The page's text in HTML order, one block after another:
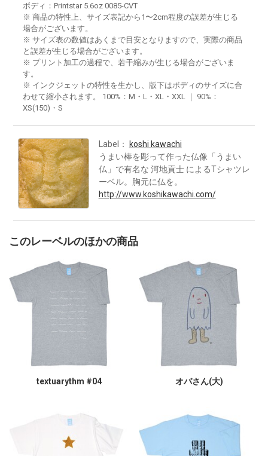
ボディ：Printstar 5.6oz 0085-CVT
※ 商品の特性上、サイズ表記から1〜2cm程度の誤差が生じる
場合がございます。
※ サイズ表の数値はあくまで目安となりますので、実際の商品
と誤差が生じる場合がございます。
※ プリント加工の過程で、若干縮みが生じる場合がございま
す。
※ インクジェットの特性を生かし、版下はボディのサイズに合
わせて縮小されます。 100%：M・L・XL・XXL ｜ 90%：
XS(150)・S
Label：
koshi kawachi
うまい棒を彫って作った仏像「うまい
仏」で有名な 河地貢士 によるTシャツレ
ーベル。胸元に仏を。
http://www.koshikawachi.com/
このレーベルのほかの商品
textuarythm #04 オバさん(大)